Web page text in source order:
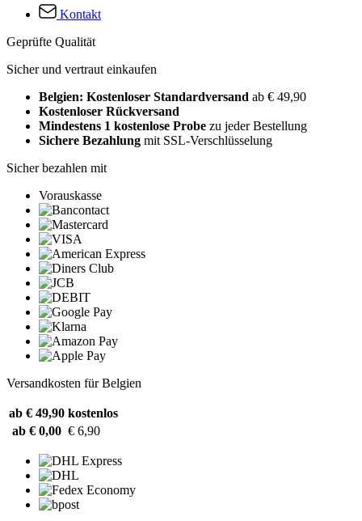
Kontakt
Geprüfte Qualität
Sicher und vertraut einkaufen
Belgien: Kostenloser Standardversand ab € 49,90
Kostenloser Rückversand
Mindestens 1 kostenlose Probe zu jeder Bestellung
Sichere Bezahlung mit SSL-Verschlüsselung
Sicher bezahlen mit
Vorauskasse
Versandkosten für Belgien
ab € 49,90 kostenlos
ab € 0,00 € 6,90